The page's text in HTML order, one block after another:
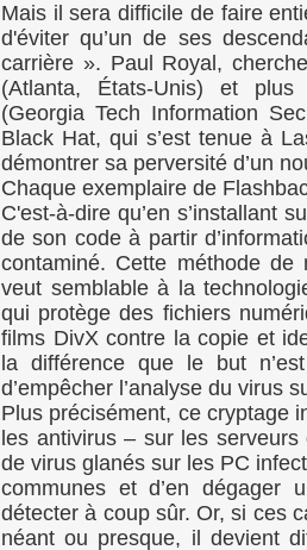
Mais il sera difficile de faire
d'éviter qu’un de ses
carrière ». Paul Royal,
(Atlanta, États-Unis) et
(Georgia Tech Information
Black Hat, qui s’est tenue à
démontrer sa perversité d’un
Chaque exemplaire de
C'est-à-dire qu’en s’installant
de son code à partir
contaminé. Cette méthode
veut semblable à la
qui protège des fichiers
films DivX contre la copie et
la différence que le but
d’empêcher l’analyse du virus
Plus précisément, ce cryptage
les antivirus – sur les
de virus glanés sur les PC
communes et d’en dégager
détecter à coup sûr. Or, si ces
néant ou presque, il devient